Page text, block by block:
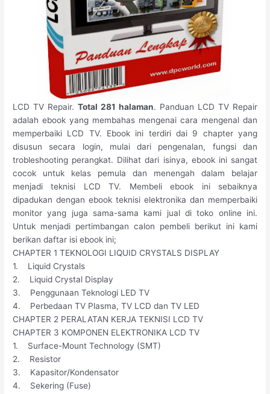
LCD TV Repair.Total 281 halaman. Panduan LCD TV Repair
adalah ebook yang membahas mengenai cara mengenal dan
memperbaiki LCD TV. Ebook ini terdiri dai 9 chapter yang
disusun secara login, mulai dari pengenalan, fungsi dan
trobleshooting perangkat. Dilihat dari isinya, ebook ini sangat
cocok untuk kelas pemula dan menengah dalam belajar
menjadi teknisi LCD TV. Membeli ebook ini sebaiknya
dipadukan dengan ebook teknisi elektronika dan memperbaiki
monitor yang juga sama-sama kami jual di toko online ini.
Untuk menjadi pertimbangan calon pembeli berikut ini kami
berikan daftar isi ebook ini;
CHAPTER 1 TEKNOLOGI LIQUID CRYSTALS DISPLAY
1. Liquid Crystals
2. Liquid Crystal Display
3. Penggunaan Teknologi LED TV
4. Perbedaan TV Plasma, TV LCD dan TV LED
CHAPTER 2 PERALATAN KERJA TEKNISI LCD TV
CHAPTER 3 KOMPONEN ELEKTRONIKA LCD TV
1. Surface-Mount Technology (SMT)
2. Resistor
3. Kapasitor/Kondensator
4. Sekering (Fuse)